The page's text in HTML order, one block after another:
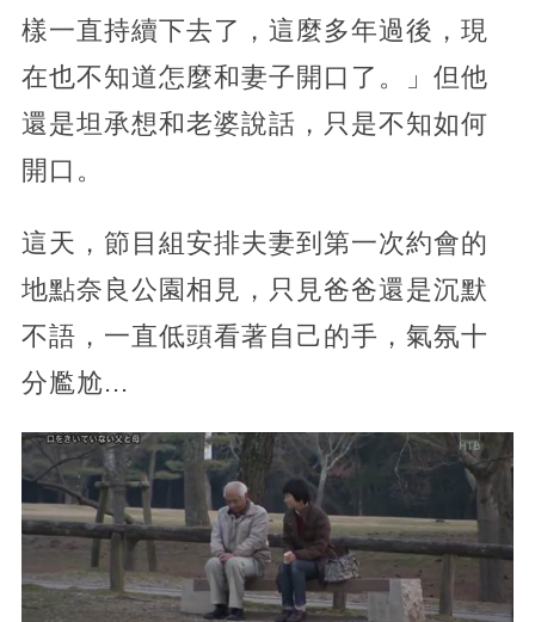
樣一直持續下去了，這麼多年過後，現
在也不知道怎麼和妻子開口了。」但他
還是坦承想和老婆說話，只是不知如何
開口。
這天，節目組安排夫妻到第一次約會的
地點奈良公園相見，只見爸爸還是沉默
不語，一直低頭看著自己的手，氣氛十
分尷尬...